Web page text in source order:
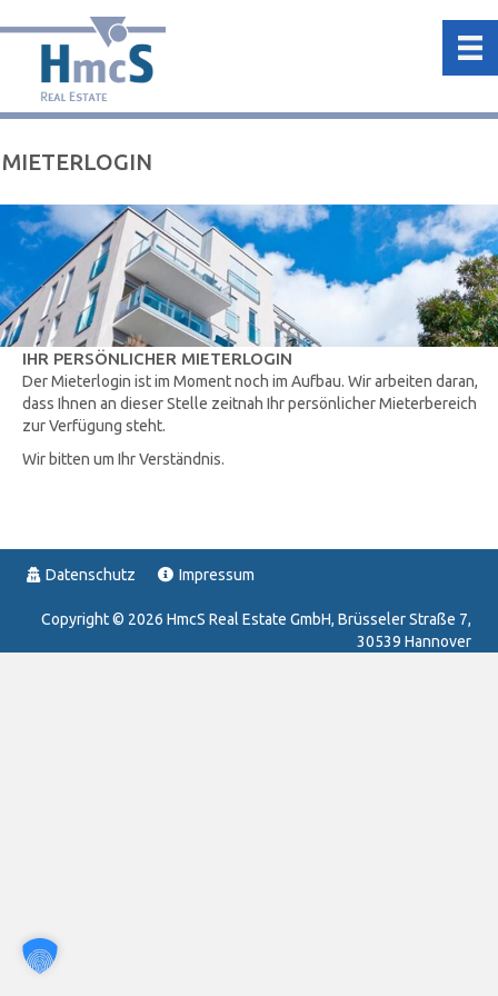
MIETERLOGIN
IHR PERSÖNLICHER MIETERLOGIN
Der Mieterlogin ist im Moment noch im Aufbau. Wir arbeiten daran,
dass Ihnen an dieser Stelle zeitnah Ihr persönlicher Mieterbereich
zur Verfügung steht.
Wir bitten um Ihr Verständnis.
Datenschutz Impressum
Copyright © 2026 HmcS Real Estate GmbH, Brüsseler Straße 7,
30539 Hannover